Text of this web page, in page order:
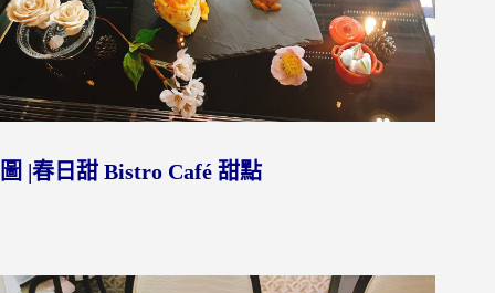
圖 |春日甜 Bistro Café 甜點